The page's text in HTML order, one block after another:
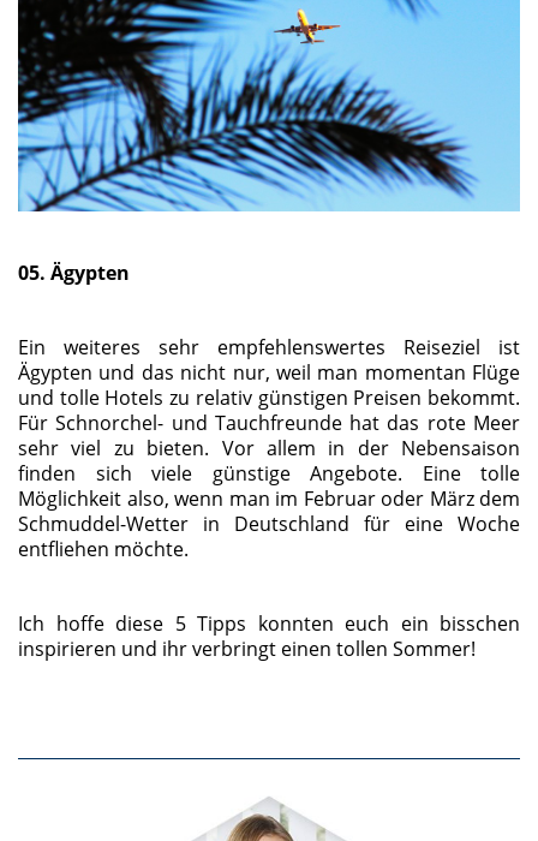
05. Ägypten
Ein weiteres sehr empfehlenswertes Reiseziel ist
Ägypten und das nicht nur, weil man momentan Flüge
und tolle Hotels zu relativ günstigen Preisen bekommt.
Für Schnorchel- und Tauchfreunde hat das rote Meer
sehr viel zu bieten. Vor allem in der Nebensaison
finden sich viele günstige Angebote. Eine tolle
Möglichkeit also, wenn man im Februar oder März dem
Schmuddel-Wetter in Deutschland für eine Woche
entfliehen möchte.
Ich hoffe diese 5 Tipps konnten euch ein bisschen
inspirieren und ihr verbringt einen tollen Sommer!